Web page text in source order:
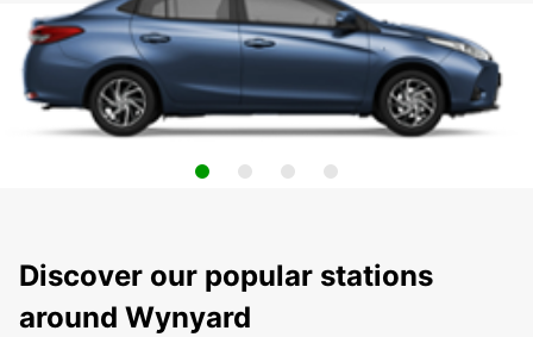
Discover our popular stations
around Wynyard